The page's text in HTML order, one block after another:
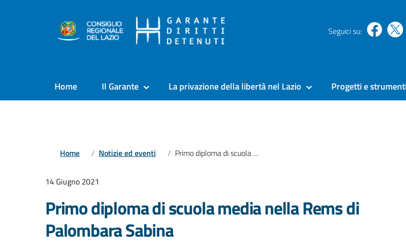
Seguici su:
Home Il Garante La privazione della libertà nel Lazio Progetti e
Home Notizie ed eventi Primo diploma di scuola media nella Rems di Palombara Sabina
14 Giugno 2021
Primo diploma di scuola media nella Rems di
Palombara Sabina